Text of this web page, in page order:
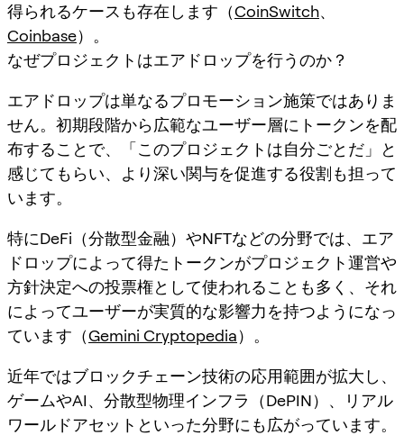
得られるケースも存在します（CoinSwitch、
Coinbase）。
なぜプロジェクトはエアドロップを行うのか？
エアドロップは単なるプロモーション施策ではありま
せん。初期段階から広範なユーザー層にトークンを配
布することで、「このプロジェクトは自分ごとだ」と
感じてもらい、より深い関与を促進する役割も担って
います。
特にDeFi（分散型金融）やNFTなどの分野では、エア
ドロップによって得たトークンがプロジェクト運営や
方針決定への投票権として使われることも多く、それ
によってユーザーが実質的な影響力を持つようになっ
ています（Gemini Cryptopedia）。
近年ではブロックチェーン技術の応用範囲が拡大し、
ゲームやAI、分散型物理インフラ（DePIN）、リアル
ワールドアセットといった分野にも広がっています。